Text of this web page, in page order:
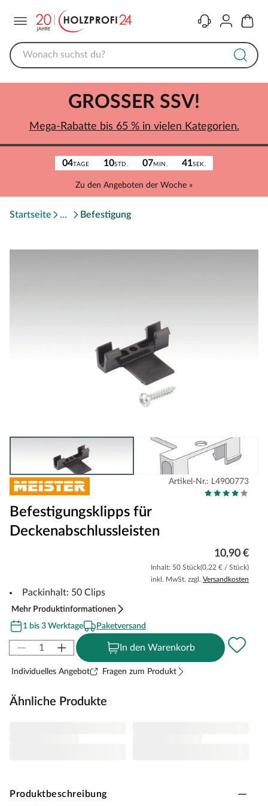
KontaktKonto
04TAGE 10STD. 07MIN. 41SEK.
Zu den Angeboten der Woche »
GROSSER SSV!
Mega-Rabatte bis 65 % in vielen Kategorien.
Startseite Befestigung
Artikel-Nr.: L4900773
Befestigungsklipps für
Deckenabschlussleisten
10,90 €
Inhalt: 50 Stück(0,22 € / Stück)
inkl. MwSt. zzgl. Versandkosten
Packinhalt: 50 Clips
Mehr Produktinformationen
1 bis 3 Werktage
Paketversand
In den Warenkorb
Individuelles Angebot Fragen zum Produkt
Ähnliche Produkte
Produktbeschreibung